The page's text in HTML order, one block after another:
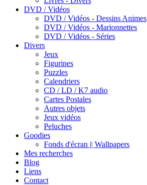
DVD / Vidéos
DVD / Vidéos - Dessins Animes
DVD / Vidéos - Marionnettes
DVD / Vidéos - Séries
Divers
Jeux
Figurines
Puzzles
Calendriers
CD / LD / K7 audio
Cartes Postales
Autres objets
Jeux vidéos
Peluches
Goodies
Fonds d'écran || Wallpapers
Mes recherches
Blog
Liens
Contact